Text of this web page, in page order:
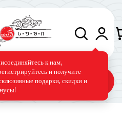
к нам,
и получите
подарки, скидки и